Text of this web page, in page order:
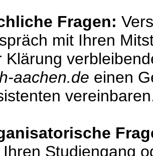
Fragen:
mit Ihren
Klärung
aachen.de einen
Ihren Studiengang